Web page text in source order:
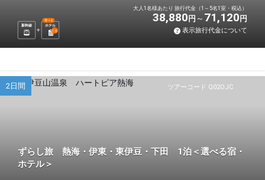
新幹線 ホテル
選べる
1 泊
大人1名様あたり 旅行代金（1～5名1室・税込）
38,880 円 71,120 円
表示旅行代金について
ツアーコード Q02OJC
2日間
ずらし旅 熱海・伊東・東伊豆・下田 1泊＜選べる宿・
ホテル＞